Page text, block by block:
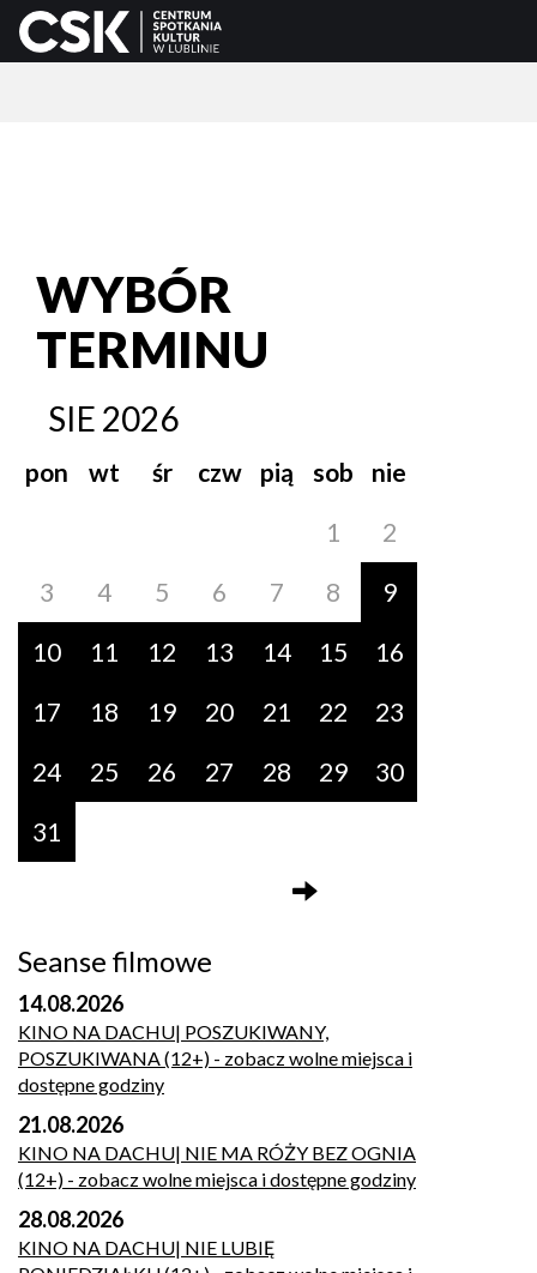
WYBÓR
TERMINU
SIE 2026
pon wt śr czw pią sob
nie
1
2
3
4 5 6 7 8
9
10
11 12 13 14 15
16
17
18 19 20 21 22
23
24
25 26 27 28 29
30
31
Seanse filmowe
14.08.2026
KINO NA DACHU| POSZUKIWANY,
POSZUKIWANA (12+) - zobacz wolne miejsca i
dostępne godziny
21.08.2026
KINO NA DACHU| NIE MA RÓŻY BEZ OGNIA
(12+) - zobacz wolne miejsca i dostępne godziny
28.08.2026
KINO NA DACHU| NIE LUBIĘ